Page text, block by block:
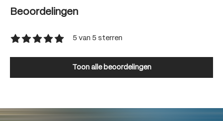
Beoordelingen
5 van 5 sterren
Toon alle beoordelingen